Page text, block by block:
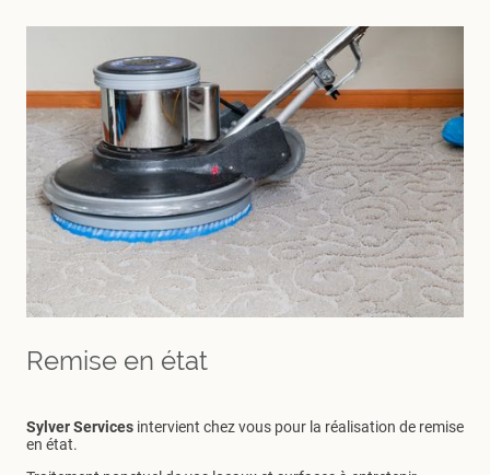
Remise en état
Sylver Services intervient chez vous pour la réalisation de remise
en état.